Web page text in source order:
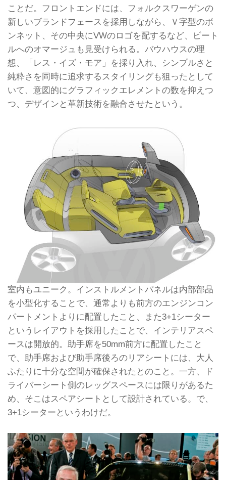
ことだ。フロントエンドには、フォルクスワーゲンの
新しいブランドフェースを採用しながら、Ｖ字型のボ
ンネット、その中央にVWのロゴを配するなど、ビート
ルへのオマージュも見受けられる。バウハウスの理
想、「レス・イズ・モア」を採り入れ、シンプルさと
純粋さを同時に追求するスタイリングも狙ったとして
いて、意図的にグラフィックエレメントの数を抑えつ
つ、デザインと革新技術を融合させたという。
室内もユニーク。インストルメントパネルは内部部品
を小型化することで、通常よりも前方のエンジンコン
パートメントよりに配置したこと、また3+1シーター
というレイアウトを採用したことで、インテリアスペ
ースは開放的。助手席を50mm前方に配置したこと
で、助手席および助手席後ろのリアシートには、大人
ふたりに十分な空間が確保されたとのこと。一方、ド
ライバーシート側のレッグスペースには限りがあるた
め、そこはスペアシートとして設計されている。で、
3+1シーターというわけだ。